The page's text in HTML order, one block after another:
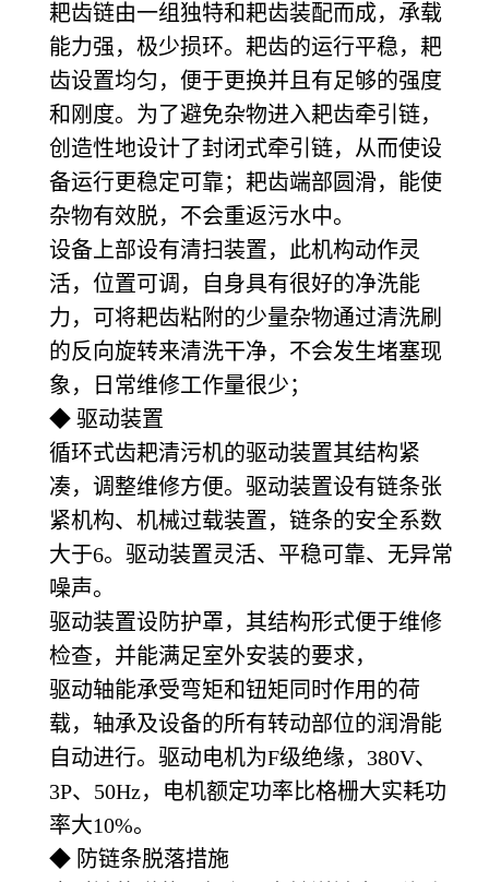
耙齿链由一组独特和耙齿装配而成，承载
能力强，极少损环。耙齿的运行平稳，耙
齿设置均匀，便于更换并且有足够的强度
和刚度。为了避免杂物进入耙齿牵引链，
创造性地设计了封闭式牵引链，从而使设
备运行更稳定可靠；耙齿端部圆滑，能使
杂物有效脱，不会重返污水中。
设备上部设有清扫装置，此机构动作灵
活，位置可调，自身具有很好的净洗能
力，可将耙齿粘附的少量杂物通过清洗刷
的反向旋转来清洗干净，不会发生堵塞现
象，日常维修工作量很少；
◆ 驱动装置
循环式齿耙清污机的驱动装置其结构紧
凑，调整维修方便。驱动装置设有链条张
紧机构、机械过载装置，链条的安全系数
大于6。驱动装置灵活、平稳可靠、无异常
噪声。
驱动装置设防护罩，其结构形式便于维修
检查，并能满足室外安装的要求，
驱动轴能承受弯矩和钮矩同时作用的荷
载，轴承及设备的所有转动部位的润滑能
自动进行。驱动电机为F级绝缘，380V、
3P、50Hz，电机额定功率比格栅大实耗功
率大10%。
◆ 防链条脱落措施